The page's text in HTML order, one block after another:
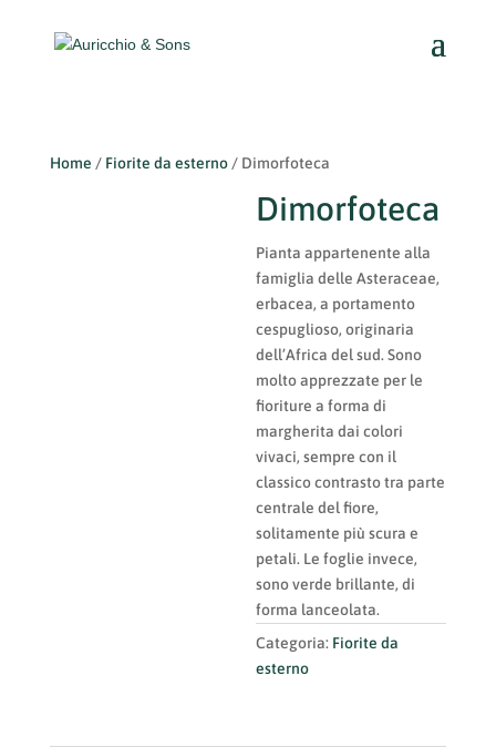
Home / Fiorite da esterno/ Dimorfoteca
Dimorfoteca
Pianta appartenente alla
famiglia delle Asteraceae,
erbacea, a portamento
cespuglioso, originaria
dell’Africa del sud. Sono
molto apprezzate per le
fioriture a forma di
margherita dai colori
vivaci, sempre con il
classico contrasto tra parte
centrale del fiore,
solitamente più scura e
petali. Le foglie invece,
sono verde brillante, di
forma lanceolata.
Categoria: Fiorite da
esterno